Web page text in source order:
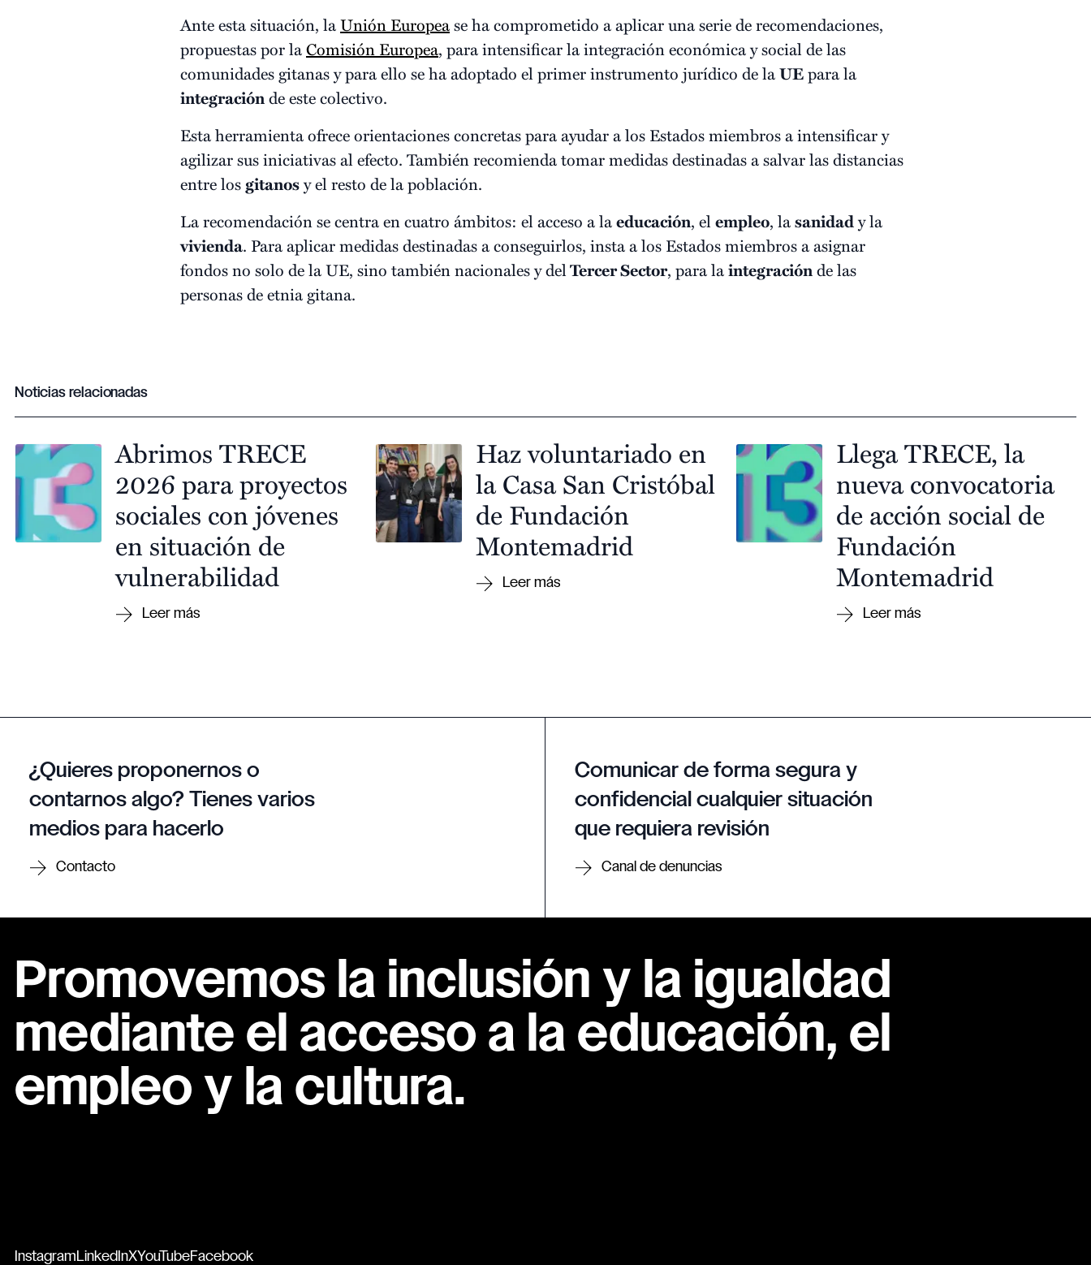
Ante esta situación, laUnión Europease ha comprometido a aplicar una serie de recomendaciones,
propuestas por laComisión Europea, para intensificar la integración económica y social de las
comunidades gitanas y para ello se ha adoptado el primer instrumento jurídico de laUEpara la
integraciónde este colectivo.
Esta herramienta ofrece orientaciones concretas para ayudar a los Estados miembros a intensificar y
agilizar sus iniciativas al efecto. También recomienda tomar medidas destinadas a salvar las distancias
entre los gitanosy el resto de la población.
La recomendación se centra en cuatro ámbitos: el acceso a laeducación, elempleo, lasanidady la
vivienda. Para aplicar medidas destinadas a conseguirlos, insta a los Estados miembros a asignar
fondos no solo de la UE, sino también nacionales y delTercer Sector, para laintegraciónde las
personas de etnia gitana.
Noticias relacionadas
Abrimos TRECE
2026 para proyectos
sociales con jóvenes
en situación de
vulnerabilidad
Haz voluntariado en
la Casa San Cristóbal
de Fundación
Montemadrid
Llega TRECE, la
nueva convocatoria
de acción social de
Fundación
Montemadrid
¿Quieres proponernos o
contarnos algo? Tienes varios
medios para hacerlo
Contacto
Comunicar de forma segura y
confidencial cualquier situación
que requiera revisión
Canal de denuncias
Promovemos la inclusión y la igualdad
mediante el acceso a la educación, el
empleo y la cultura.
Instagram LinkedInXYouTubeFacebook